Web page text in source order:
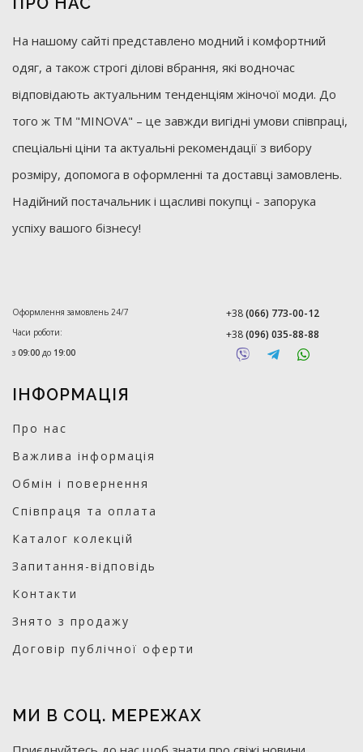
На нашому сайті представлено модний і комфортний
одяг, а також строгі ділові вбрання, які водночас
відповідають актуальним тенденціям жіночої моди. До
того ж ТМ "MINOVA" – це завжди вигідні умови співпраці,
спеціальні ціни та актуальні рекомендації з вибору
розміру, допомога в оформленні та доставці замовлень.
Надійний постачальник і щасливі покупці - запорука
успіху вашого бізнесу!
Оформлення замовлень 24/7
Часи роботи:
з 09:00 до 19:00
+38(066) 773-00-12
+38(096) 035-88-88
ІНФОРМАЦІЯ
Про нас
Важлива інформація
Обмін і повернення
Співпраця та оплата
Каталог колекцій
Запитання-відповідь
Контакти
Знято з продажу
Договір публічної оферти
МИ В СОЦ. МЕРЕЖАХ